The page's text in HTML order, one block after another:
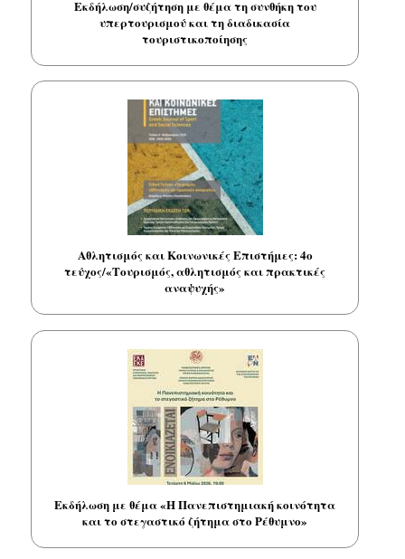
Εκδήλωση/συζήτηση με θέμα τη συνθήκη του
υπερτουρισμού και τη διαδικασία
τουριστικοποίησης
Αθλητισμός και Κοινωνικές Επιστήμες: 4ο
τεύχος/«Τουρισμός, αθλητισμός και πρακτικές
αναψυχής»
Εκδήλωση με θέμα «Η Πανεπιστημιακή κοινότητα
και το στεγαστικό ζήτημα στο Ρέθυμνο»